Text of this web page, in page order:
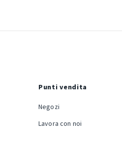
Punti vendita
Negozi
Lavora con noi